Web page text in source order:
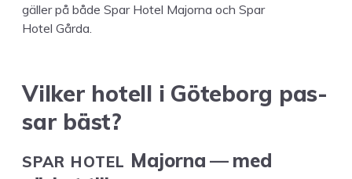
gäller på både Spar Hotel Major­na och Spar
Hotel Gårda.
Vilk­er hotell i Göte­borg pas­
sar bäst?
SPAR HOTEL Major­na — med